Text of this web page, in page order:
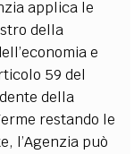
applica le
della
e
59 del
della
restando le
l’Agenzia può